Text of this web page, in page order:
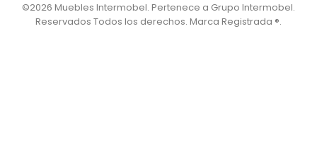
©2026 Muebles Intermobel. Pertenece a Grupo Intermobel.
Reservados Todos los derechos. Marca Registrada ®.